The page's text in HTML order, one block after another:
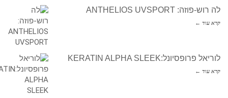
לה רוש-פוזה: ANTHELIOS UVSPORT
קרא עוד ←
לוריאל פרופסיונל:KERATIN ALPHA SLEEK
קרא עוד ←